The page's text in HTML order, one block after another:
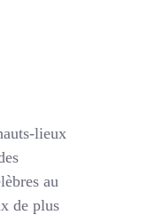
lieux
au
de plus